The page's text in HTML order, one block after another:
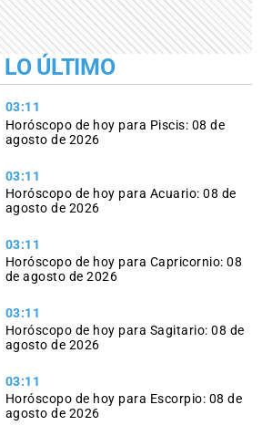
LO ÚLTIMO
03:11
Horóscopo de hoy para Piscis: 08 de
agosto de 2026
03:11
Horóscopo de hoy para Acuario: 08 de
agosto de 2026
03:11
Horóscopo de hoy para Capricornio: 08
de agosto de 2026
03:11
Horóscopo de hoy para Sagitario: 08 de
agosto de 2026
03:11
Horóscopo de hoy para Escorpio: 08 de
agosto de 2026